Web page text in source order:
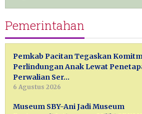
Pemerintahan
Pemkab Pacitan Tegaskan
Perlindungan Anak Lewat
Perwalian Ser…
6 Agustus 2026
Museum SBY-Ani Jadi Museum